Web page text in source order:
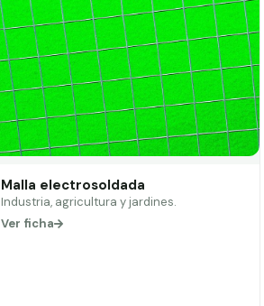
Malla electrosoldada
Industria, agricultura y jardines.
Ver ficha